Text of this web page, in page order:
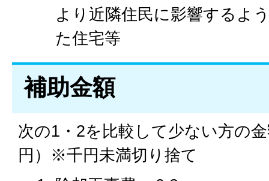
より近隣住民に影響するよ
た住宅等
補助金額
次の1・2を比較して少ない方の
円）※千円未満切り捨て